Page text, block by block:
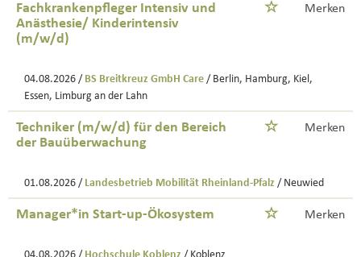
Fachkrankenpfleger Intensiv und
Anästhesie/ Kinderintensiv
(m/w/d)
Merken
04.08.2026 / BS Breitkreuz GmbH Care / Berlin, Hamburg, Kiel,
Essen, Limburg an der Lahn
Techniker (m/w/d) für den Bereich
der Bauüberwachung
Merken
01.08.2026 / Landesbetrieb Mobilität Rheinland-Pfalz / Neuwied
Manager*in Start-up-Ökosystem Merken